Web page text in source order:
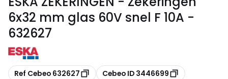
6x32 mm glas 60V snel F 10A -
632627
Kopiëren
Ref Cebeo 632627 Kopiëren
Cebeo ID 3446699